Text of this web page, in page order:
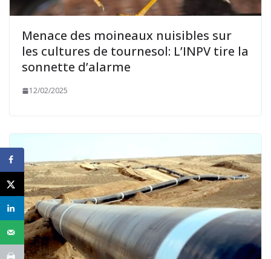
Menace des moineaux nuisibles sur
les cultures de tournesol: L’INPV tire la
sonnette d’alarme
12/02/2025